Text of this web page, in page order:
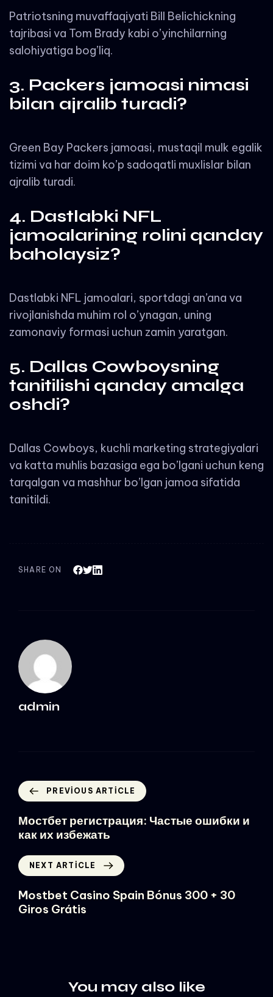
Patriotsning muvaffaqiyati Bill Belichickning
tajribasi va Tom Brady kabi o’yinchilarning
salohiyatiga bog’liq.
3. Packers jamoasi nimasi
bilan ajralib turadi?
Green Bay Packers jamoasi, mustaqil mulk egalik
tizimi va har doim ko’p sadoqatli muxlislar bilan
ajralib turadi.
4. Dastlabki NFL
jamoalarining rolini qanday
baholaysiz?
Dastlabki NFL jamoalari, sportdagi an’ana va
rivojlanishda muhim rol o’ynagan, uning
zamonaviy formasi uchun zamin yaratgan.
5. Dallas Cowboysning
tanitilishi qanday amalga
oshdi?
Dallas Cowboys, kuchli marketing strategiyalari
va katta muhlis bazasiga ega bo’lgani uchun keng
tarqalgan va mashhur bo’lgan jamoa sifatida
tanitildi.
SHARE ON
admin
PREVIOUS ARTICLE
Мостбет регистрация: Частые ошибки и
как их избежать
NEXT ARTICLE
Mostbet Casino Spain Bónus 300 + 30
Giros Grátis
You may also like